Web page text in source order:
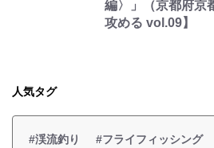
編〉」（京都府京
攻める vol.09】
人気タグ
#渓流釣り #フライフィッシング